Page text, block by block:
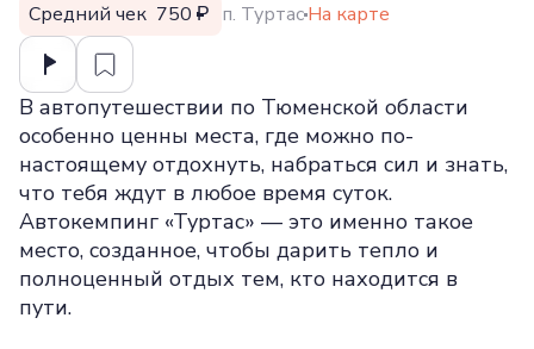
Средний чек 750 п. ТуртасНа карте
В автопутешествии по Тюменской области
особенно ценны места, где можно по-
настоящему отдохнуть, набраться сил и знать,
что тебя ждут в любое время суток.
Автокемпинг «Туртас» — это именно такое
место, созданное, чтобы дарить тепло и
полноценный отдых тем, кто находится в
пути.